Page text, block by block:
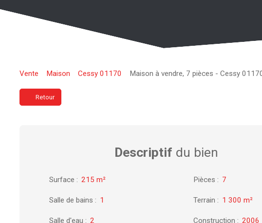
Vente Maison Cessy 01170 Maison à vendre, 7 pièces - Cessy
Retour
Descriptif du bien
Surface : 215 m² Pièces : 7
Salle de bains : 1 Terrain : 1 300 m²
Salle d'eau : 2 Construction : 2006